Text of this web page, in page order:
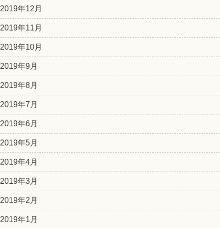
2019年12月
2019年11月
2019年10月
2019年9月
2019年8月
2019年7月
2019年6月
2019年5月
2019年4月
2019年3月
2019年2月
2019年1月